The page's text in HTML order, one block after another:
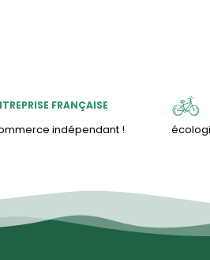
FRANÇAISE
indépendant !